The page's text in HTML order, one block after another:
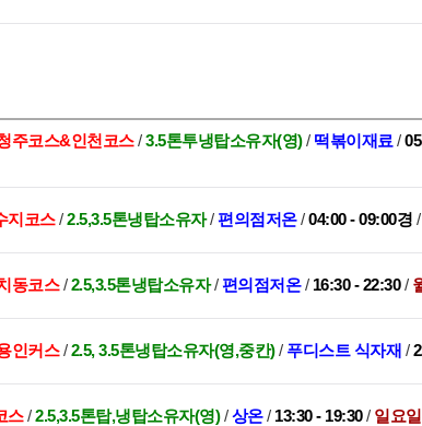
주코스&인천코스/3.5톤투냉탑소유자(영)/ 떡볶이재료 /
지코스/2.5,3.5톤냉탑소유자/편의점저온/04:00 - 09:00경 /
동코스/2.5,3.5톤냉탑소유자/편의점저온/ 16:30 - 22:30/
인커스/2.5, 3.5톤냉탑소유자(영,중칸)/ 푸디스트 식자재 /
스/2.5,3.5톤탑,냉탑소유자(영)/상온/ 13:30 - 19:30/ 일요